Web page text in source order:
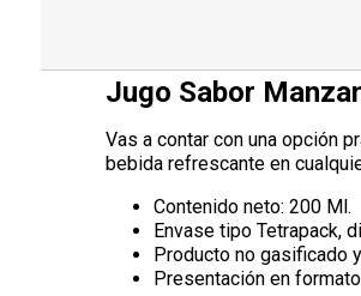
Jugo Sabor
Vas a contar con una opción
bebida refrescante en
Contenido neto: 200 Ml.
Envase tipo Tetrapack,
Producto no gasificado
Presentación en